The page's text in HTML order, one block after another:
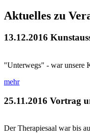
Aktuelles zu
13.12.2016
"Unterwegs" - war unsere
mehr
25.11.2016 Vortrag
Der Therapiesaal war bis